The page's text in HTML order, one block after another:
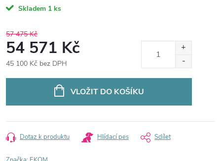
Skladem 1 ks
57 475 Kč
54 571 Kč
45 100 Kč bez DPH
VLOŽIT DO KOŠÍKU
Dotaz k produktu Hlídací pes Sdílet